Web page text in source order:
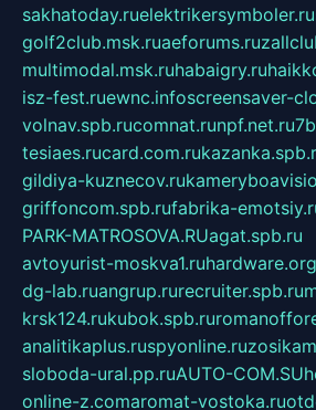
sakhatoday.ruelektrikersymboler.ru
golf2club.msk.ruaeforums.ru
multimodal.msk.ruhabaigry.ru
isz-fest.ruewnc.infoscreensaver-
volnav.spb.rucomnat.runpf.net.ru
tesiaes.rucard.com.ru
gildiya-kuznecov.ru
griffoncom.spb.rufabrika-
PARK-MATROSOVA.RUagat.spb.ru
avtoyurist-moskva1.ru
dg-lab.ruangrup.rurecruiter.spb.ru
krsk124.rukubok.spb.ru
analitikaplus.ruspyonline.ru
sloboda-ural.pp.ruAUTO-COM.SU
online-z.comaromat-vostoka.ru